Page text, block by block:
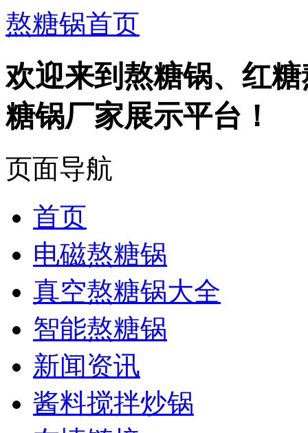
熬糖锅首页
欢迎来到熬糖锅、红
糖锅厂家展示平台！
页面导航
首页
电磁熬糖锅
真空熬糖锅大全
智能熬糖锅
新闻资讯
酱料搅拌炒锅